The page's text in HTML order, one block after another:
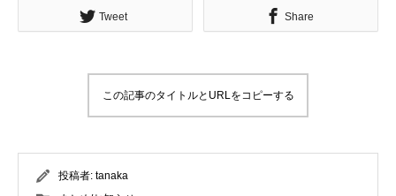
Tweet Share
この記事のタイトルとURLをコピーする
投稿者: tanaka